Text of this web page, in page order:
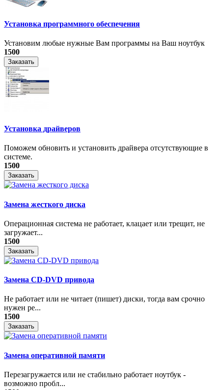
Установка программного обеспечения
Установим любые нужные Вам программы на Ваш ноутбук
1500
Заказать
Установка драйверов
Поможем обновить и установить драйвера отсутствующие в
системе.
1500
Заказать
Замена жесткого диска
Операционная система не работает, клацает или трещит, не
загружает...
1500
Заказать
Замена CD-DVD привода
Не работает или не читает (пишет) диски, тогда вам срочно
нужен ре...
1500
Заказать
Замена оперативной памяти
Перезагружается или не стабильно работает ноутбук -
возможно пробл...